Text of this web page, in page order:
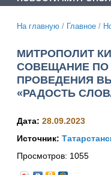
На главную / Главное /
МИТРОПОЛИТ
СОВЕЩАНИЕ
ПРОВЕДЕНИЯ
«РАДОСТЬ
Дата: 28.09.2023
Источник:
Просмотров: 1055